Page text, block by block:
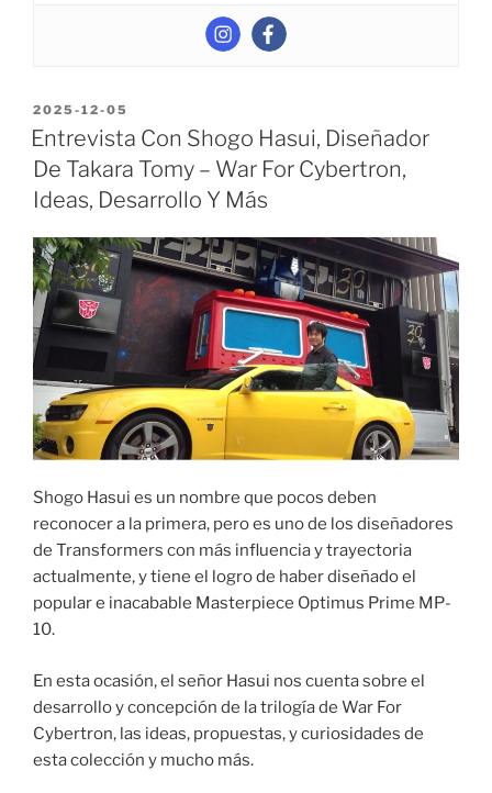
POSTED
ON
2025-12-05
Entrevista Con Shogo Hasui, Diseñador
De Takara Tomy – War For Cybertron,
Ideas, Desarrollo Y Más
Shogo Hasui es un nombre que pocos deben
reconocer a la primera, pero es uno de los diseñadores
de Transformers con más influencia y trayectoria
actualmente, y tiene el logro de haber diseñado el
popular e inacabable Masterpiece Optimus Prime MP-
10.
En esta ocasión, el señor Hasui nos cuenta sobre el
desarrollo y concepción de la trilogía de War For
Cybertron, las ideas, propuestas, y curiosidades de
esta colección y mucho más.